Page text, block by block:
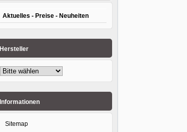
Aktuelles - Preise - Neuheiten
Hersteller
Informationen
Sitemap